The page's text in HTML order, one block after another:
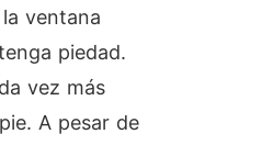
ventana
piedad.
vez más
A pesar de